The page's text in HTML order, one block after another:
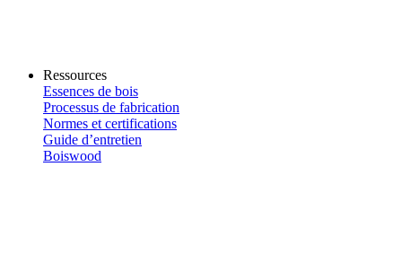
Ressources
Essences de bois
Processus de fabrication
Normes et certifications
Guide d’entretien
Boiswood